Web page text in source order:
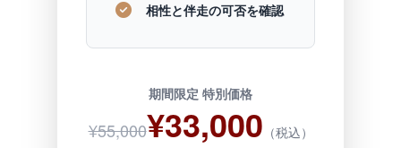
相性と伴走の可否を確認
期間限定 特別価格
¥55,000¥33,000 （税込）